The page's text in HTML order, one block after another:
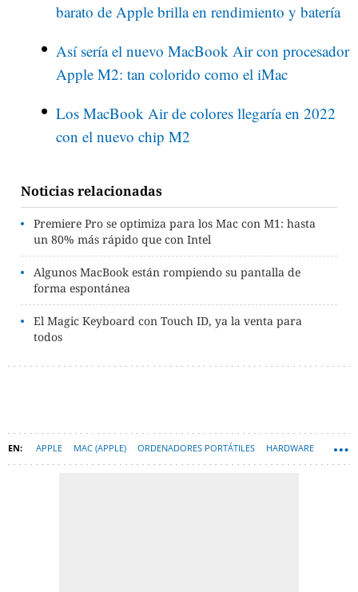
barato de Apple brilla en rendimiento y batería
Así sería el nuevo MacBook Air con procesador
Apple M2: tan colorido como el iMac
Los MacBook Air de colores llegaría en 2022
con el nuevo chip M2
Noticias relacionadas
Premiere Pro se optimiza para los Mac con M1: hasta
un 80% más rápido que con Intel
Algunos MacBook están rompiendo su pantalla de
forma espontánea
El Magic Keyboard con Touch ID, ya la venta para
todos
APPLE MAC (APPLE) ORDENADORES PORTÁTILES HARDWARE